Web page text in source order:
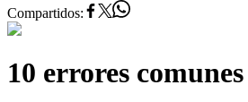
Compartidos:
10 errores